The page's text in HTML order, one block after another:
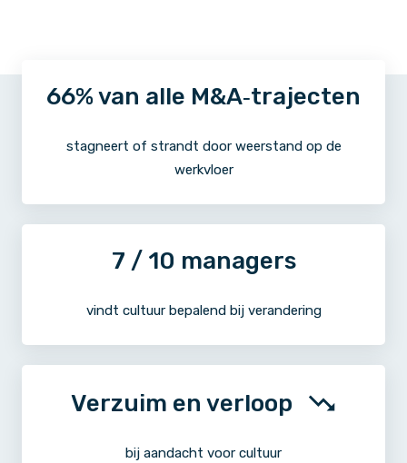
66% van alle M&A‑trajecten
stagneert of strandt door weerstand op de
werkvloer
7 / 10 managers
vindt cultuur bepalend bij verandering
Verzuim en verloop
bij aandacht voor cultuur